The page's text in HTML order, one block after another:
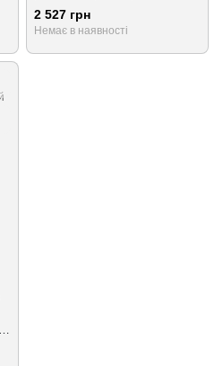
2 527 грн
Немає в наявності